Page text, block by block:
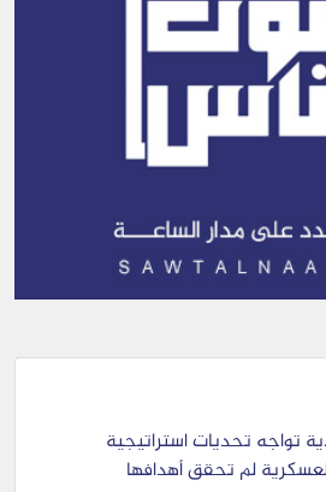
تواجه تحديات استراتيجية
لم تحقق أهدافها